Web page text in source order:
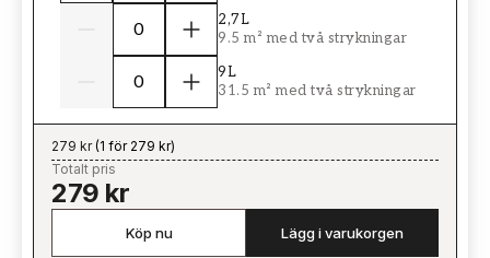
2,7L
9.5 m² med två strykningar
9L
31.5 m² med två strykningar
279 kr(1 för 279 kr)
Totalt pris
279 kr
Köp nu Lägg i varukorgen